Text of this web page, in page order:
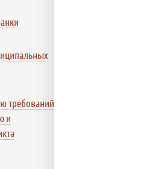
требований
и